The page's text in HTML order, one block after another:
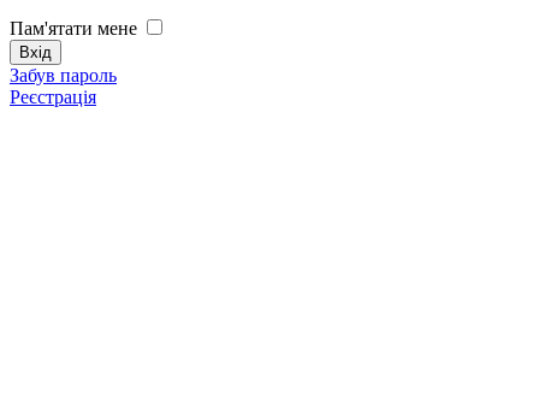
Пам'ятати мене
Забув пароль
Реєстрація